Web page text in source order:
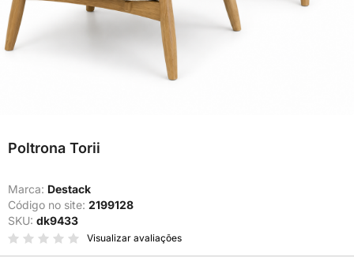
Poltrona Torii
Marca: Destack
Código no site: 2199128
SKU: dk9433
Visualizar avaliações